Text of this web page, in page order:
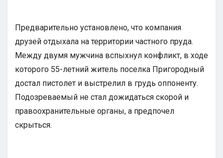
Предварительно установлено, что компания
друзей отдыхала на территории частного пруда.
Между двумя мужчина вспыхнул конфликт, в ходе
которого 55-летний житель поселка Пригородный
достал пистолет и выстрелил в грудь оппоненту.
Подозреваемый не стал дожидаться скорой и
правоохранительные органы, а предпочел
скрыться.